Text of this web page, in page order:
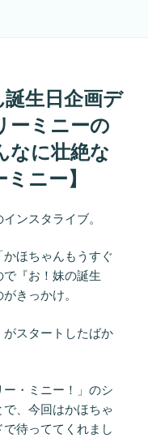
誕生日企画デ
ーミニーの
なに壮絶な
ニー】
ンスタライブ。
ほちゃんもうすぐ
『お！妹の誕生
きっかけ。
スタートしたばか
ー・ミニー！」のシ
、今回はかほちゃ
待っててくれまし